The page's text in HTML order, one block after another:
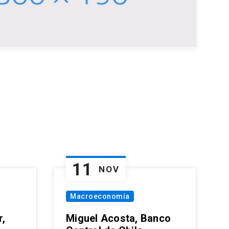
11 NOV
Macroeconomía
Miguel Acosta, Banco